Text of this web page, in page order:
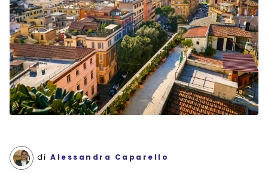
di Alessandra Caparello